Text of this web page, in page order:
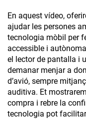
En aquest vídeo,
ajudar les persones
tecnologia mòbil per
accessible i
el lector de pantalla i
demanar menjar a
d’avió, sempre
auditiva. Et
compra i rebre la
tecnologia pot